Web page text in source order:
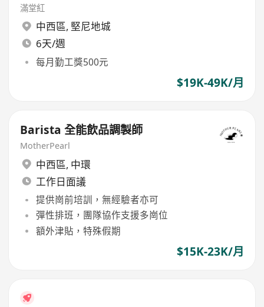
滿堂紅
中西區, 堅尼地城
6天/週
每月勤工獎500元
$19K-49K/月
Barista 全能飲品調製師
MotherPearl
中西區, 中環
工作日面議
提供崗前培訓，無經驗者亦可
彈性排班，團隊協作支援多崗位
額外津貼，特殊假期
$15K-23K/月